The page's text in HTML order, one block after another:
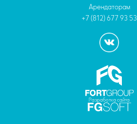
Арендаторам
+7 (812) 677 93 53
Разработка сайта